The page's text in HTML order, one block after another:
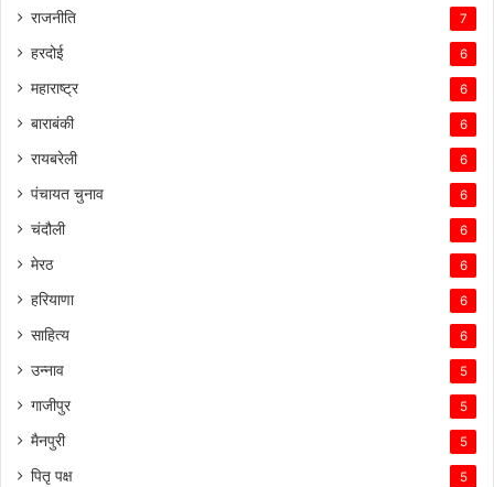
राजनीति 7
हरदोई 6
महाराष्ट्र 6
बाराबंकी 6
रायबरेली 6
पंचायत चुनाव 6
चंदौली 6
मेरठ 6
हरियाणा 6
साहित्य 6
उन्नाव 5
गाजीपुर 5
मैनपुरी 5
पितृ पक्ष 5